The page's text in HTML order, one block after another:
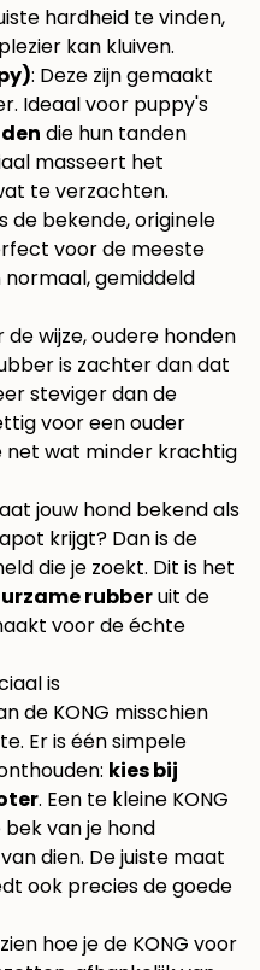
hardheid te vinden,
kan kluiven.
: Deze zijn gemaakt
Ideaal voor puppy's
die hun tanden
masseert het
te verzachten.
de bekende, originele
voor de meeste
gemiddeld
de wijze, oudere honden
is zachter dan dat
steviger dan de
voor een ouder
net wat minder krachtig
jouw hond bekend als
krijgt? Dan is de
die je zoekt. Dit is het
rubberuit de
voor de échte
is
de KONG misschien
Er is één simpele
kies bij
. Een te kleine KONG
van je hond
dien. De juiste maat
ook precies de goede
hoe je de KONG voor